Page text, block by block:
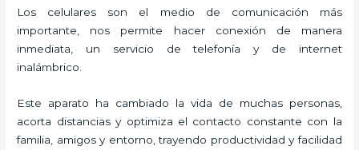
Los celulares son el medio de comunicación más
importante, nos permite hacer conexión de manera
inmediata, un servicio de telefonía y de internet
inalámbrico.
Este aparato ha cambiado la vida de muchas personas,
acorta distancias y optimiza el contacto constante con la
familia, amigos y entorno, trayendo productividad y facilidad